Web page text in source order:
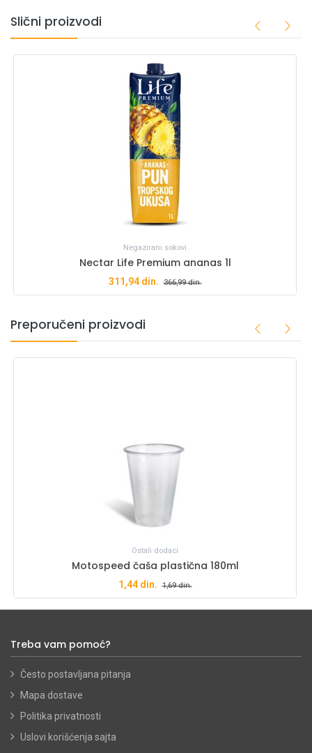
Slični proizvodi
Negazirani sokovi
Nectar Life Premium ananas 1l
311,94din. 366,99din.
Preporučeni proizvodi
Ostali dodaci
Motospeed čaša plastična 180ml
1,44din. 1,69din.
Treba vam pomoć?
Često postavljana pitanja
Mapa dostave
Politika privatnosti
Uslovi korišćenja sajta